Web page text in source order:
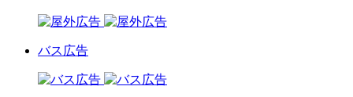
バス広告